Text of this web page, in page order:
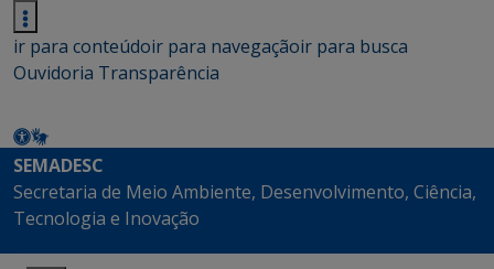
ir para conteúdoir para navegaçãoir para busca
Ouvidoria Transparência
SEMADESC
Secretaria de Meio Ambiente, Desenvolvimento, Ciência,
Tecnologia e Inovação